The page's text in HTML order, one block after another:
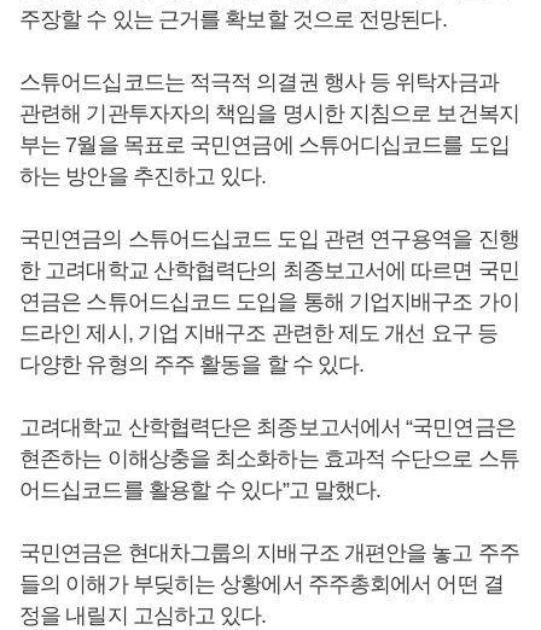
주장할 수 있는 근거를 확보할 것으로 전망된다.
스튜어드십코드는 적극적 의결권 행사 등 위탁자금과
관련해 기관투자자의 책임을 명시한 지침으로 보건복지
부는 7월을 목표로 국민연금에 스튜어디십코드를 도입
하는 방안을 추진하고 있다.
국민연금의 스튜어드십코드 도입 관련 연구용역을 진행
한 고려대학교 산학협력단의 최종보고서에 따르면 국민
연금은 스튜어드십코드 도입을 통해 기업지배구조 가이
드라인 제시, 기업 지배구조 관련한 제도 개선 요구 등
다양한 유형의 주주 활동을 할 수 있다.
고려대학교 산학협력단은 최종보고서에서 “국민연금은
현존하는 이해상충을 최소화하는 효과적 수단으로 스튜
어드십코드를 활용할 수 있다”고 말했다.
국민연금은 현대차그룹의 지배구조 개편안을 놓고 주주
들의 이해가 부딪히는 상황에서 주주총회에서 어떤 결
정을 내릴지 고심하고 있다.